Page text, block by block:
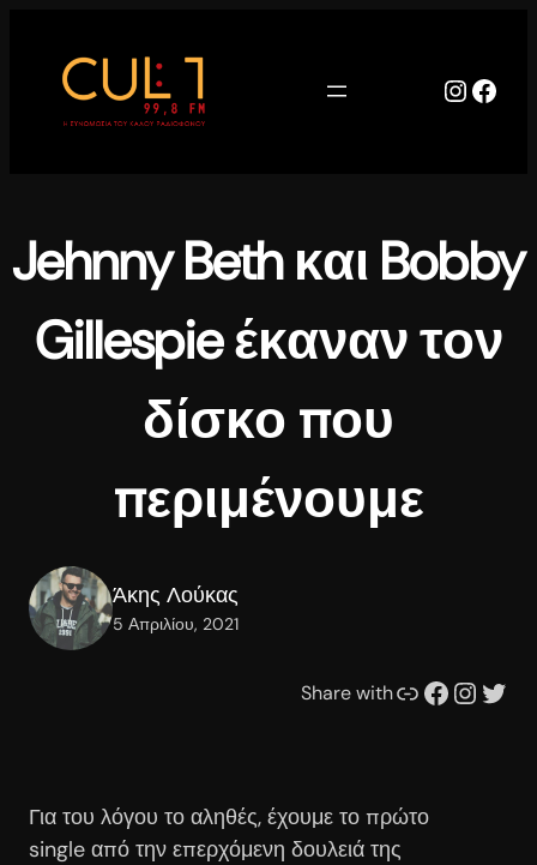
περιεχόμενο
Jehnny Beth και Bobby
Gillespie έκαναν τον
δίσκο που
περιμένουμε
Άκης Λούκας
5 Απριλίου, 2021
Share withΣυνδέσμου Facebook Instagram Twitter
Για του λόγου το αληθές, έχουμε το πρώτο
single από την επερχόμενη δουλειά της